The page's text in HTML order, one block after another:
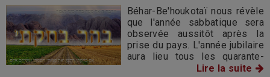
Béhar-Be'houkotaï nous révèle
que l'année sabbatique sera
observée aussitôt après la
prise du pays. L'année jubilaire
aura lieu tous les quarante-
neuf ans et elle entrainera le
Lire la suite